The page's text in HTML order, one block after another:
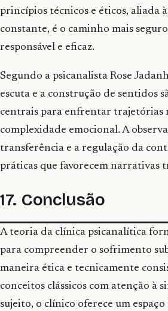
princípios técnicos e éticos, aliada
constante, é o caminho mais
responsável e eficaz.
Segundo a psicanalista Rose
escuta e a construção de sentidos
centrais para enfrentar trajetórias
complexidade emocional. A
transferência e a regulação da
práticas que favorecem narrativas
17. Conclusão
A teoria da clínica psicanalítica
para compreender o sofrimento
maneira ética e tecnicamente
conceitos clássicos com atenção à
sujeito, o clínico oferece um